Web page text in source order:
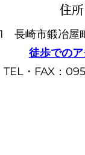
住所
長崎市鍛冶屋
徒歩での
TEL・FAX：